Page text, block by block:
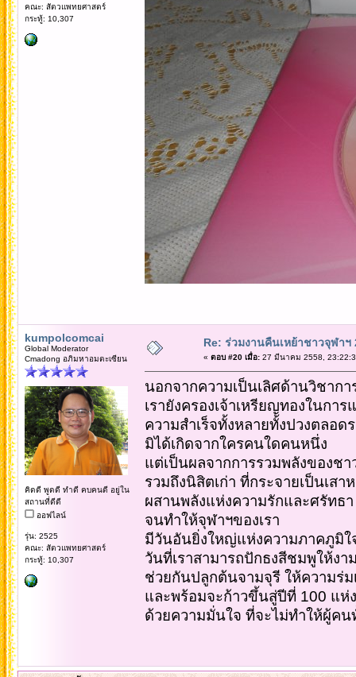
คณะ: สัตวแพทยศาสตร์
กระทู้: 10,307
kumpolcomcai
Global Moderator
Cmadong อภิมหาอมตะเซียน
คิดดี พูดดี ทำดี คบคนดี อยู่ใน
สถานที่ดีดี
ออฟไลน์
รุ่น: 2525
คณะ: สัตวแพทยศาสตร์
กระทู้: 10,307
Re: ร่วมงานคืนเหย้าชาวจุฬาฯ
« ตอบ #20 เมื่อ:27 มีนาคม 2558,
นอกจากความเป็นเลิศด้านวิชาก
เรายังครองเจ้าเหรียญทองในก
ความสำเร็จทั้งหลายทั้งปวงตลอด
มิได้เกิดจากใครคนใดคนหนึ่ง
แต่เป็นผลจากการรวมพลังของช
รวมถึงนิสิตเก่า ที่กระจายเป็นเส
ผสานพลังแห่งความรักและศรัทธา
จนทำให้จุฬาฯของเรา
มีวันอันยิ่งใหญ่แห่งความภาคภูมิใ
วันที่เราสามารถปักธงสีชมพูให้งา
ช่วยกันปลูกต้นจามจุรี ให้ความร่
และพร้อมจะก้าวขึ้นสู่ปีที่ 100 แห่
ด้วยความมั่นใจ ที่จะไม่ทำให้ผู้ค